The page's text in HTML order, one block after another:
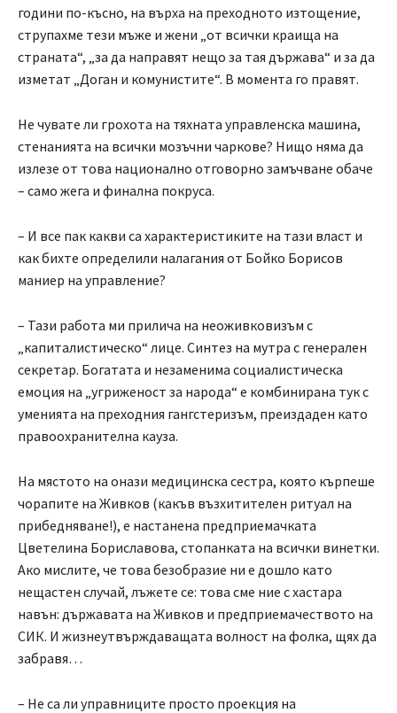
години по-късно, на върха на преходното изтощение,
струпахме тези мъже и жени „от всички краища на
страната“, „за да направят нещо за тая държава“ и за да
изметат „Доган и комунистите“. В момента го правят.
Не чувате ли грохота на тяхната управленска машина,
стенанията на всички мозъчни чаркове? Нищо няма да
излезе от това национално отговорно замъчване обаче
– само жега и финална покруса.
– И все пак какви са характеристиките на тази власт и
как бихте определили налагания от Бойко Борисов
маниер на управление?
– Тази работа ми прилича на неоживковизъм с
„капиталистическо“ лице. Синтез на мутра с генерален
секретар. Богатата и незаменима социалистическа
емоция на „угриженост за народа“ е комбинирана тук с
уменията на преходния гангстеризъм, преиздаден като
правоохранителна кауза.
На мястото на онази медицинска сестра, която кърпеше
чорапите на Живков (какъв възхитителен ритуал на
прибедняване!), е настанена предприемачката
Цветелина Бориславова, стопанката на всички винетки.
Ако мислите, че това безобразие ни е дошло като
нещастен случай, лъжете се: това сме ние с хастара
навън: държавата на Живков и предприемачеството на
СИК. И жизнеутвърждаващата волност на фолка, щях да
забравя…
– Не са ли управниците просто проекция на